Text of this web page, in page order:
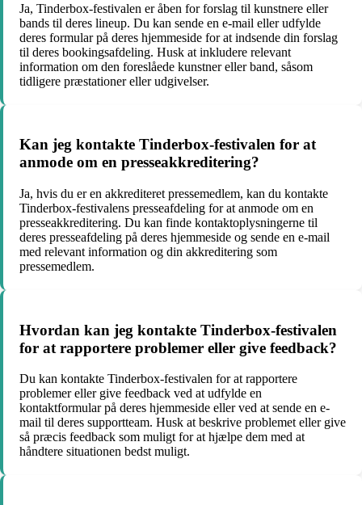
Ja, Tinderbox-festivalen er åben for forslag til kunstnere eller
bands til deres lineup. Du kan sende en e-mail eller udfylde
deres formular på deres hjemmeside for at indsende din forslag
til deres bookingsafdeling. Husk at inkludere relevant
information om den foreslåede kunstner eller band, såsom
tidligere præstationer eller udgivelser.
Kan jeg kontakte Tinderbox-festivalen for at
anmode om en presseakkreditering?
Ja, hvis du er en akkrediteret pressemedlem, kan du kontakte
Tinderbox-festivalens presseafdeling for at anmode om en
presseakkreditering. Du kan finde kontaktoplysningerne til
deres presseafdeling på deres hjemmeside og sende en e-mail
med relevant information og din akkreditering som
pressemedlem.
Hvordan kan jeg kontakte Tinderbox-festivalen
for at rapportere problemer eller give feedback?
Du kan kontakte Tinderbox-festivalen for at rapportere
problemer eller give feedback ved at udfylde en
kontaktformular på deres hjemmeside eller ved at sende en e-
mail til deres supportteam. Husk at beskrive problemet eller give
så præcis feedback som muligt for at hjælpe dem med at
håndtere situationen bedst muligt.